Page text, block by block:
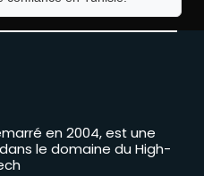
en 2004, est une
le domaine du High-